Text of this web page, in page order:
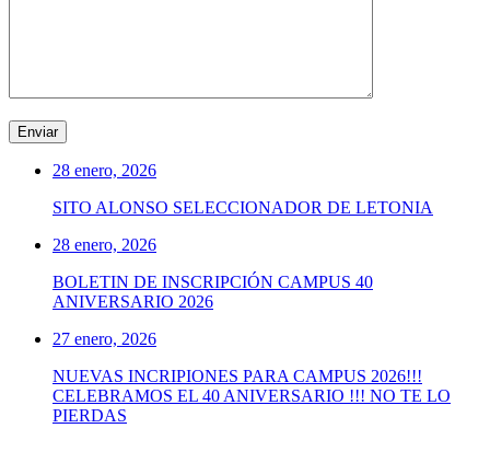
28 enero, 2026
SITO ALONSO SELECCIONADOR DE LETONIA
28 enero, 2026
BOLETIN DE INSCRIPCIÓN CAMPUS 40
ANIVERSARIO 2026
27 enero, 2026
NUEVAS INCRIPIONES PARA CAMPUS 2026!!!
CELEBRAMOS EL 40 ANIVERSARIO !!! NO TE LO
PIERDAS